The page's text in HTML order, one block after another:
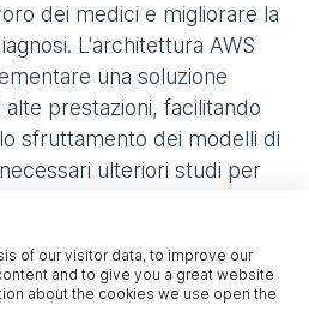
dei medici e migliorare la
L'architettura AWS
una soluzione
prestazioni, facilitando
sfruttamento dei modelli di
ulteriori studi per
più dati
diversi approcci di
of our visitor data, to improve our
and to give you a great website
about the cookies we use open the